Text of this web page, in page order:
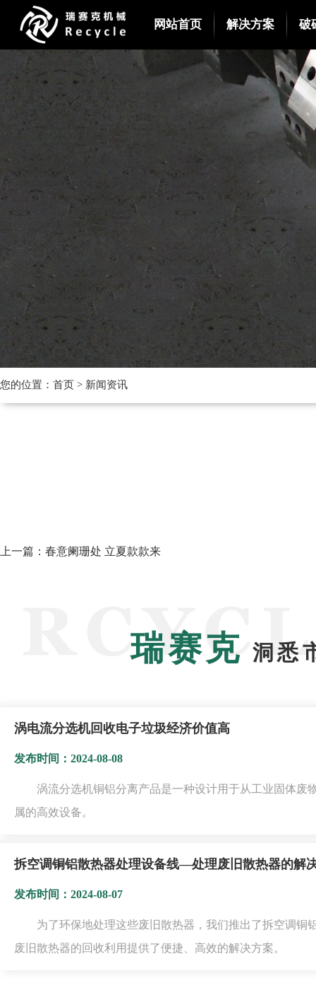
网站首页 解决方案 破
您的位置： 首页 > 新闻资讯
上一篇： 春意阑珊处 立夏款款来
瑞赛克 洞悉
涡电流分选机回收电子垃圾经济价值高
发布时间：2024-08-08
涡流分选机铜铝分离产品是一种设计用于从工业固体废
属的高效设备。
拆空调铜铝散热器处理设备线—处理废旧散热器的解
发布时间：2024-08-07
为了环保地处理这些废旧散热器，我们推出了拆空调铜
废旧散热器的回收利用提供了便捷、高效的解决方案。